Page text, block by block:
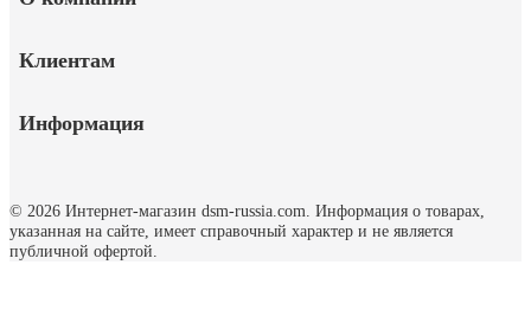
Клиентам
Информация
© 2026 Интернет-магазин dsm-russia.com. Информация о товарах,
указанная на сайте, имеет справочный характер и не является
публичной офертой.